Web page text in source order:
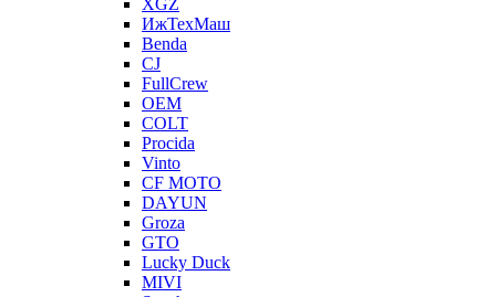
XGZ
ИжТехМаш
Benda
CJ
FullCrew
OEM
COLT
Procida
Vinto
CF MOTO
DAYUN
Groza
GTO
Lucky Duck
MIVI